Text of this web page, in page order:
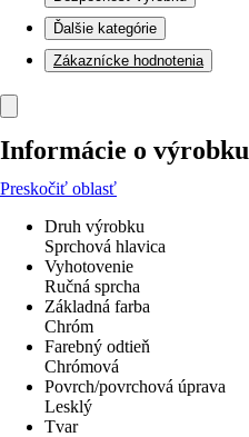
Ďalšie kategórie
Zákaznícke hodnotenia
Informácie o výrobku
Preskočiť oblasť
Druh výrobku
Sprchová hlavica
Vyhotovenie
Ručná sprcha
Základná farba
Chróm
Farebný odtieň
Chrómová
Povrch/povrchová úprava
Lesklý
Tvar